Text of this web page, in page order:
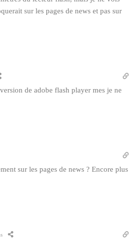
sur les pages de news et pas sur
de adobe flash player mes je ne
sur les pages de news ? Encore plus